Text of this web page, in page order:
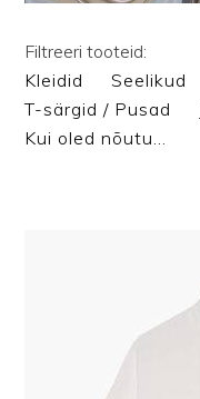
Filtreeri tooteid:
Kleidid
Seelikud
T-särgid / Pusad
Kui oled nõutu…